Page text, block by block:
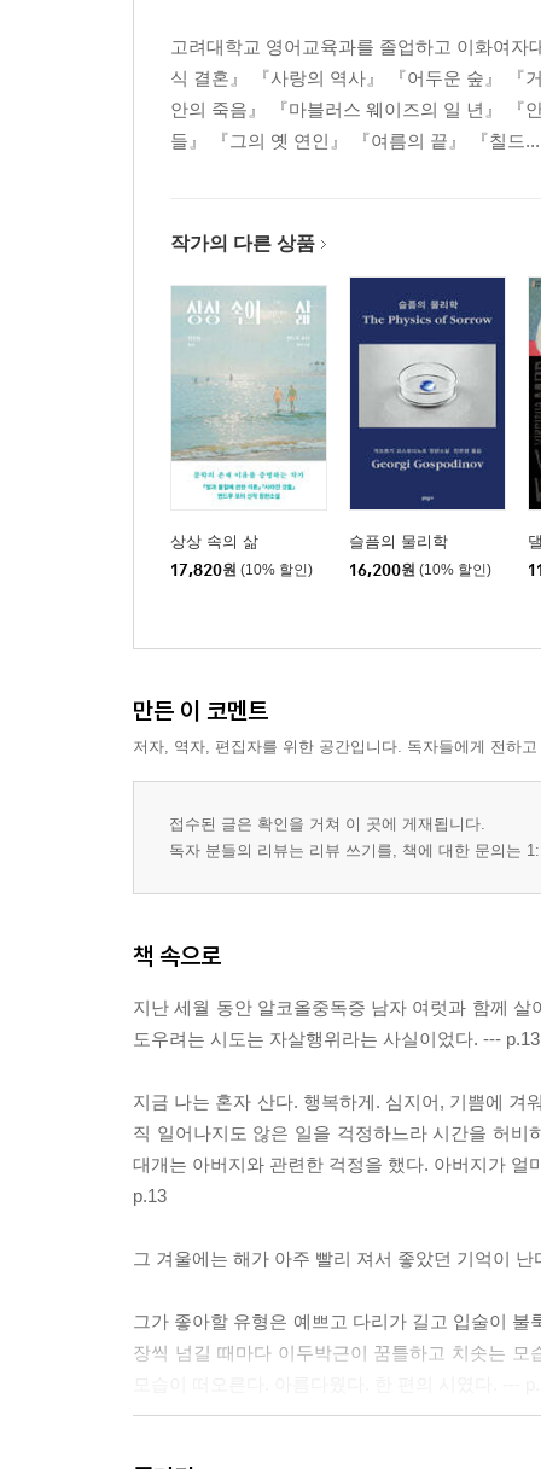
고려대학교 영어교육과를 졸업하고 이화여
식 결혼』 『사랑의 역사』 『어두운 숲』 『
안의 죽음』 『마블러스 웨이즈의 일 년』 『
들』 『그의 옛 연인』 『여름의 끝』 『칠드...
작가의 다른 상품
상상 속의 삶
17,820원 (10% 할인)
슬픔의 물리학
16,200원 (10% 할인)
만든 이 코멘트
저자, 역자, 편집자를 위한 공간입니다. 독자들에게 전하
접수된 글은 확인을 거쳐 이 곳에 게재됩니다.
독자 분들의 리뷰는 리뷰 쓰기를, 책에 대한 문의는
책 속으로
지난 세월 동안 알코올중독증 남자 여럿과 함께
도우려는 시도는 자살행위라는 사실이었다. --- p.13
지금 나는 혼자 산다. 행복하게. 심지어, 기쁨에 겨
직 일어나지도 않은 일을 걱정하느라 시간을 허
대개는 아버지와 관련한 걱정을 했다. 아버지가
p.13
그 겨울에는 해가 아주 빨리 져서 좋았던 기억이
그가 좋아할 유형은 예쁘고 다리가 길고 입술이
장씩 넘길 때마다 이두박근이 꿈틀하고 치솟는